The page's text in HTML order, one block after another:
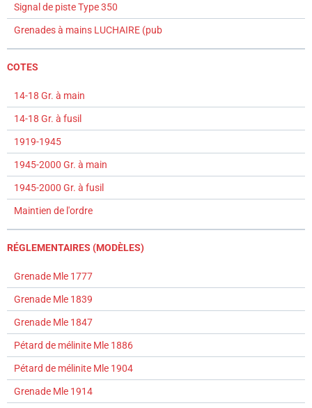
Signal de piste Type 350
Grenades à mains LUCHAIRE (pub
COTES
14-18 Gr. à main
14-18 Gr. à fusil
1919-1945
1945-2000 Gr. à main
1945-2000 Gr. à fusil
Maintien de l'ordre
RÉGLEMENTAIRES (MODÈLES)
Grenade Mle 1777
Grenade Mle 1839
Grenade Mle 1847
Pétard de mélinite Mle 1886
Pétard de mélinite Mle 1904
Grenade Mle 1914